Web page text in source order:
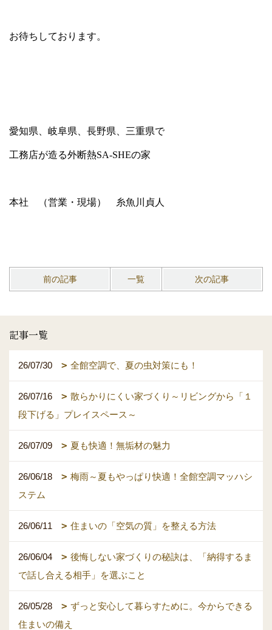
お待ちしております。
愛知県、岐阜県、長野県、三重県で
工務店が造る外断熱SA-SHEの家
本社 （営業・現場） 糸魚川貞人
前の記事 一覧 次の記事
記事一覧
26/07/30 全館空調で、夏の虫対策にも！
26/07/16
散らかりにくい家づくり～リビングから「１
段下げる」プレイスペース～
26/07/09 夏も快適！無垢材の魅力
26/06/18
梅雨～夏もやっぱり快適！全館空調マッハシ
ステム
26/06/11 住まいの「空気の質」を整える方法
26/06/04
後悔しない家づくりの秘訣は、「納得するま
で話し合える相手」を選ぶこと
26/05/28
ずっと安心して暮らすために。今からできる
住まいの備え